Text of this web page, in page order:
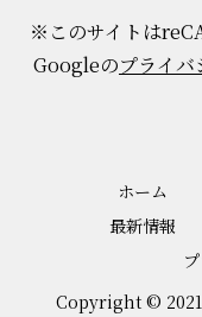
※このサイトは
Googleのプライバ
ホーム
最新情報
Copyright ©